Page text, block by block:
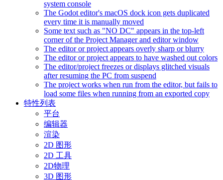
system console
The Godot editor's macOS dock icon gets duplicated
every time it is manually moved
Some text such as "NO DC" appears in the top-left
corner of the Project Manager and editor window
The editor or project appears overly sharp or blurry
The editor or project appears to have washed out colors
The editor/project freezes or displays glitched visuals
after resuming the PC from suspend
The project works when run from the editor, but fails to
load some files when running from an exported copy
特性列表
平台
编辑器
渲染
2D 图形
2D 工具
2D物理
3D 图形